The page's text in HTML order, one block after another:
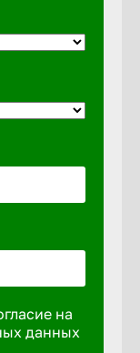
на
данных